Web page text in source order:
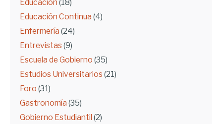
Educación (18)
Educación Continua (4)
Enfermería (24)
Entrevistas (9)
Escuela de Gobierno (35)
Estudios Universitarios (21)
Foro (31)
Gastronomía (35)
Gobierno Estudiantil (2)